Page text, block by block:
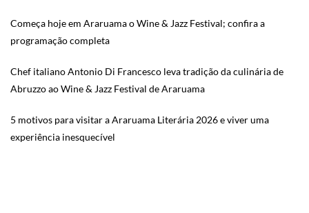
Começa hoje em Araruama o Wine & Jazz Festival; confira a
programação completa
Chef italiano Antonio Di Francesco leva tradição da culinária de
Abruzzo ao Wine & Jazz Festival de Araruama
5 motivos para visitar a Araruama Literária 2026 e viver uma
experiência inesquecível